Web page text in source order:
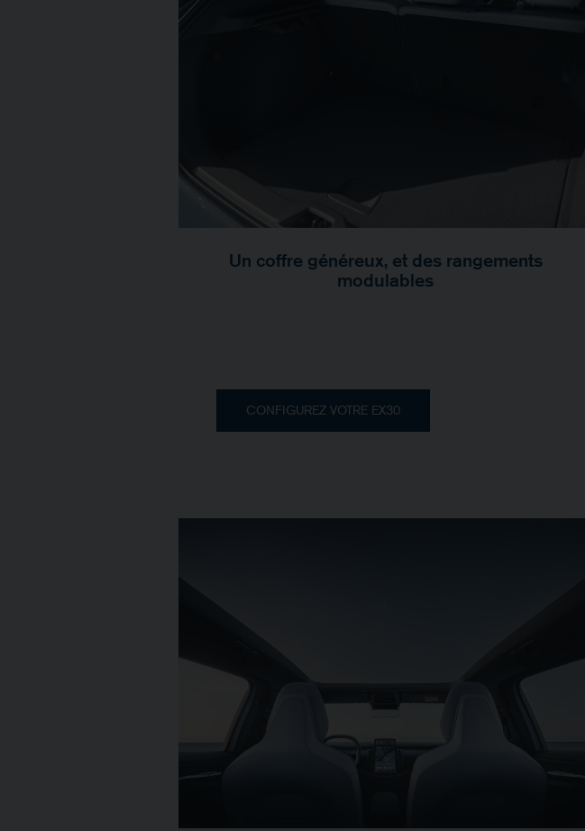
Un coffre généreux, et des rangements
modulables
CONFIGUREZ VOTRE EX30